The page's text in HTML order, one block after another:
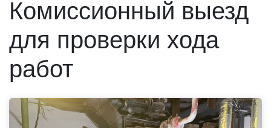
Комиссионный выезд
для проверки хода
работ